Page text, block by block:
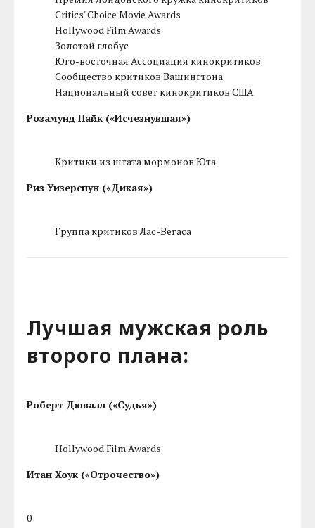
Critics' Choice Movie Awards
Hollywood Film Awards
Золотой глобус
Юго-восточная Ассоциация кинокритиков
Сообщество критиков Вашингтона
Национальный совет кинокритиков США
Розамунд Пайк («Исчезнувшая»)
Критики из штатамормоновЮта
Риз Уизерспун («Дикая»)
Группа критиков Лас-Вегаса
Лучшая мужская роль
второго плана:
Роберт Дювалл («Судья»)
Hollywood Film Awards
Итан Хоук («Отрочество»)
0